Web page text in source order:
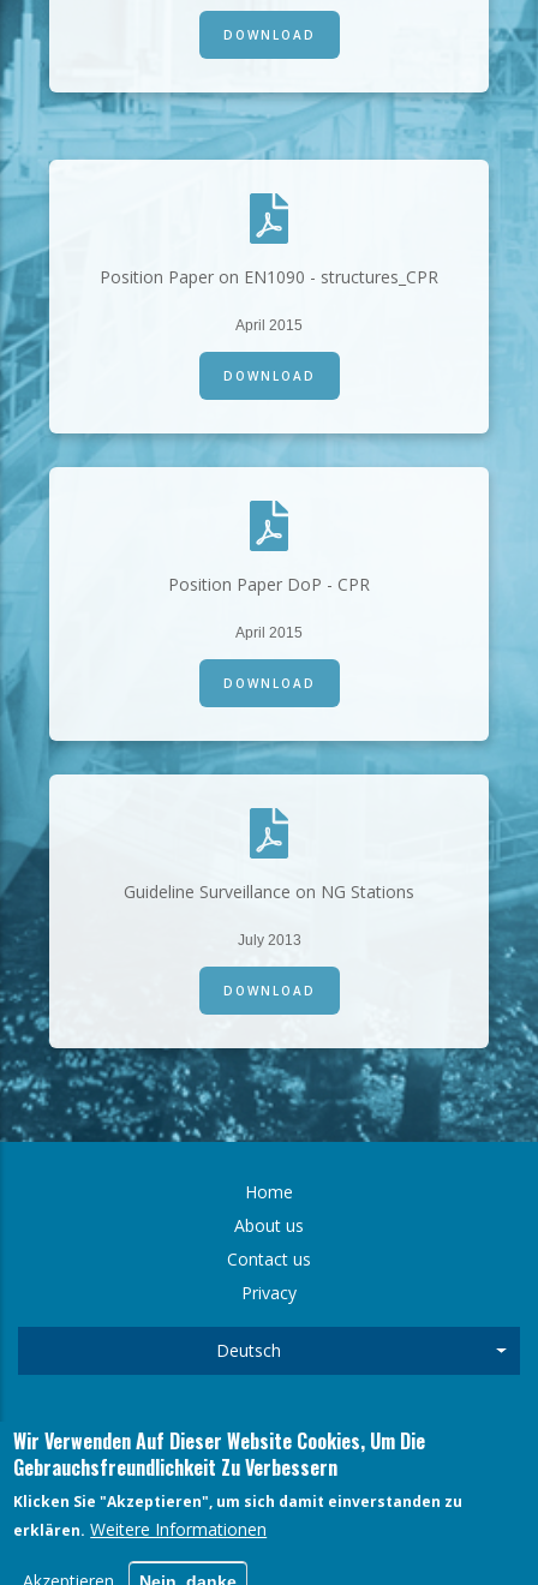
DOWNLOAD
Position Paper on EN1090 - structures_CPR
April 2015
DOWNLOAD
Position Paper DoP - CPR
April 2015
DOWNLOAD
Guideline Surveillance on NG Stations
July 2013
DOWNLOAD
Home
About us
Contact us
Privacy
Deutsch
FARECOGAZ - Mevissenstrasse 1, 50668, Cologne
Arne Gmerek (General Secretary) Mevissenstrasse 1, 50668,
Cologne
Wir Verwenden Auf Dieser Website Cookies, Um Die
Gebrauchsfreundlichkeit Zu Verbessern
Klicken Sie "Akzeptieren", um sich damit einverstanden zu
erklären. Weitere Informationen